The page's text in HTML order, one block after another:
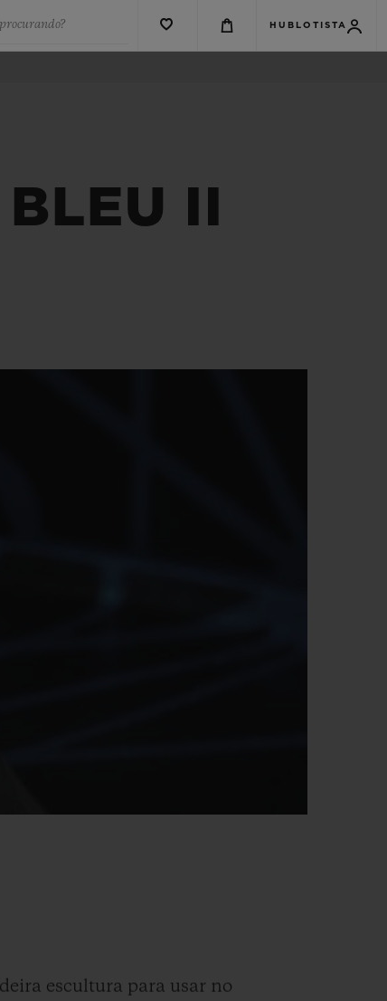
procurando? HUBLOTISTA
II
escultura para usar no